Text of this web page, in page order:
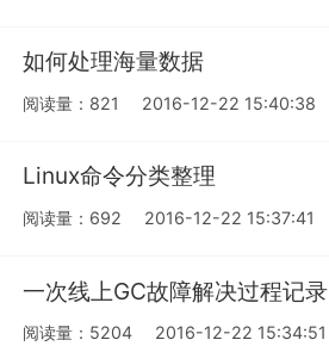
如何处理海量数据
阅读量：821 2016-12-22 15:40:38
Linux命令分类整理
阅读量：692 2016-12-22 15:37:41
一次线上GC故障解决过程记录
阅读量：5204 2016-12-22 15:34:51